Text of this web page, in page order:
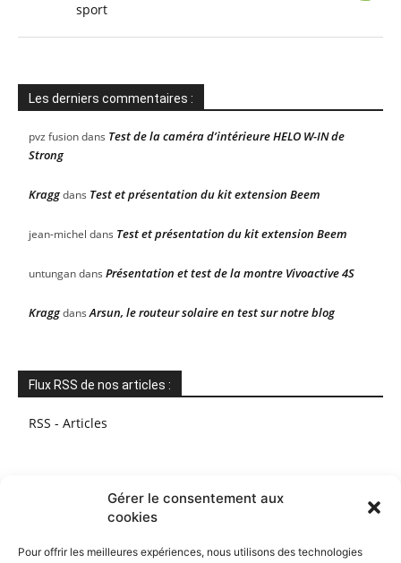
Gérer le consentement aux
cookies
Pour offrir les meilleures expériences, nous utilisons des technologies
sport
Les derniers commentaires :
pvz fusiondans Test de la caméra d’intérieure HELO W-IN de
Strong
Kraggdans Test et présentation du kit extension Beem
jean-michel dans Test et présentation du kit extension Beem
untungandans Présentation et test de la montre Vivoactive 4S
KraggdansArsun, le routeur solaire en test sur notre blog
Flux RSS de nos articles :
RSS - Articles